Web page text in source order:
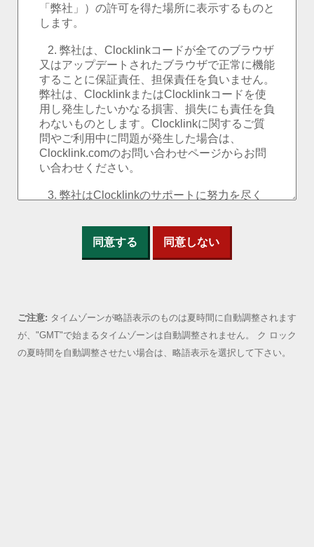
新着ニュース
お問合せ
ヘルプ
同意する 同意しない
ご注意: タイムゾーンが略語表示のものは夏時間に自動調整されます
が、"GMT"で始まるタイムゾーンは自動調整されません。 ク ロック
の夏時間を自動調整させたい場合は、略語表示を選択して下さい。